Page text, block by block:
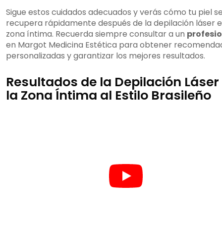
Sigue estos cuidados adecuados y verás cómo tu piel
recupera rápidamente después de la depilación láser
zona íntima. Recuerda siempre consultar a un
en Margot Medicina Estética para obtener
personalizadas y garantizar los mejores resultados.
Resultados de la Depilación Láser
la Zona Íntima al Estilo Brasileño